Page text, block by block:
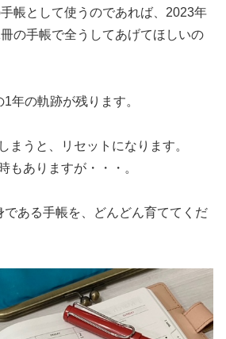
帳として使うのであれば、2023年
の手帳で全うしてあげてほしいの
年の軌跡が残ります。
まうと、リセットになります。
もありますが・・・。
である手帳を、どんどん育ててくだ